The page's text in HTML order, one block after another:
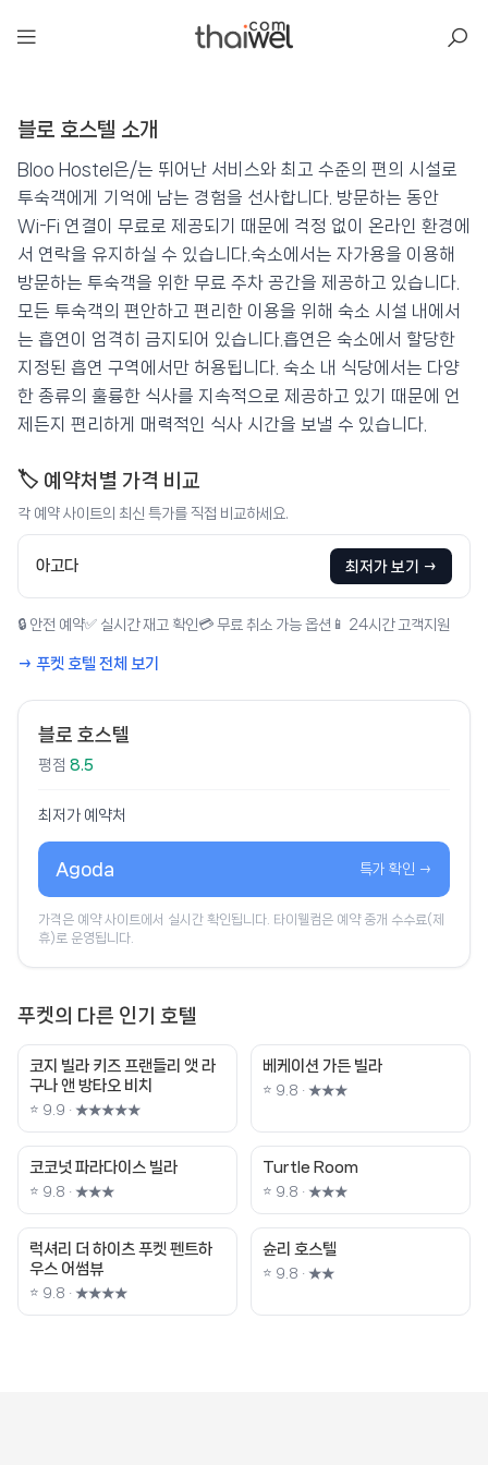
블로 호스텔
📍 푸켓★★ ⭐ 8.5
💰 최저가 확인 · 예약하기
블로 호스텔 소개
Bloo Hostel은/는 뛰어난 서비스와 최고 수준의 편의 시설로
투숙객에게 기억에 남는 경험을 선사합니다. 방문하는 동안
Wi-Fi 연결이 무료로 제공되기 때문에 걱정 없이 온라인 환경에
서 연락을 유지하실 수 있습니다.숙소에서는 자가용을 이용해
방문하는 투숙객을 위한 무료 주차 공간을 제공하고 있습니다.
모든 투숙객의 편안하고 편리한 이용을 위해 숙소 시설 내에서
는 흡연이 엄격히 금지되어 있습니다.흡연은 숙소에서 할당한
지정된 흡연 구역에서만 허용됩니다. 숙소 내 식당에서는 다양
한 종류의 훌륭한 식사를 지속적으로 제공하고 있기 때문에 언
제든지 편리하게 매력적인 식사 시간을 보낼 수 있습니다.
🏷️ 예약처별 가격 비교
각 예약 사이트의 최신 특가를 직접 비교하세요.
아고다 최저가 보기 →
🔒 안전 예약✅ 실시간 재고 확인 💳 무료 취소 가능 옵션 📱 24시간 고객지원
→ 푸켓 호텔 전체 보기
블로 호스텔
평점 8.5
최저가 예약처
Agoda 특가 확인 →
가격은 예약 사이트에서 실시간 확인됩니다. 타이웰컴은 예약 중개 수수료(제
휴)로 운영됩니다.
푸켓의 다른 인기 호텔
코지 빌라 키즈 프랜들리 앳 라
구나 앤 방타오 비치
⭐ 9.9 · ★★★★★
베케이션 가든 빌라
⭐ 9.8 · ★★★
코코넛 파라다이스 빌라
⭐ 9.8 · ★★★
Turtle Room
⭐ 9.8 · ★★★
럭셔리 더 하이츠 푸켓 펜트하
우스 어썸뷰
⭐ 9.8 · ★★★★
슌리 호스텔
⭐ 9.8 · ★★